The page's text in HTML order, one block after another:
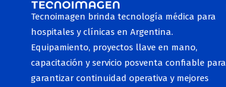
Tecnoimagen brinda tecnología médica para
hospitales y clínicas en Argentina.
Equipamiento, proyectos llave en mano,
capacitación y servicio posventa confiable para
garantizar continuidad operativa y mejores